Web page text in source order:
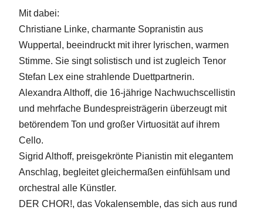
Mit dabei:
Christiane Linke, charmante Sopranistin aus
Wuppertal, beeindruckt mit ihrer lyrischen, warmen
Stimme. Sie singt solistisch und ist zugleich Tenor
Stefan Lex eine strahlende Duettpartnerin.
Alexandra Althoff, die 16-jährige Nachwuchscellistin
und mehrfache Bundespreisträgerin überzeugt mit
betörendem Ton und großer Virtuosität auf ihrem
Cello.
Sigrid Althoff, preisgekrönte Pianistin mit elegantem
Anschlag, begleitet gleichermaßen einfühlsam und
orchestral alle Künstler.
DER CHOR!, das Vokalensemble, das sich aus rund